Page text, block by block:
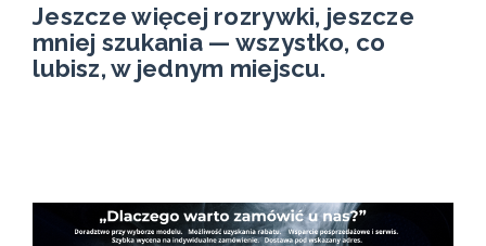
Jeszcze więcej rozrywki, jeszcze
mniej szukania — wszystko, co
lubisz, w jednym miejscu.